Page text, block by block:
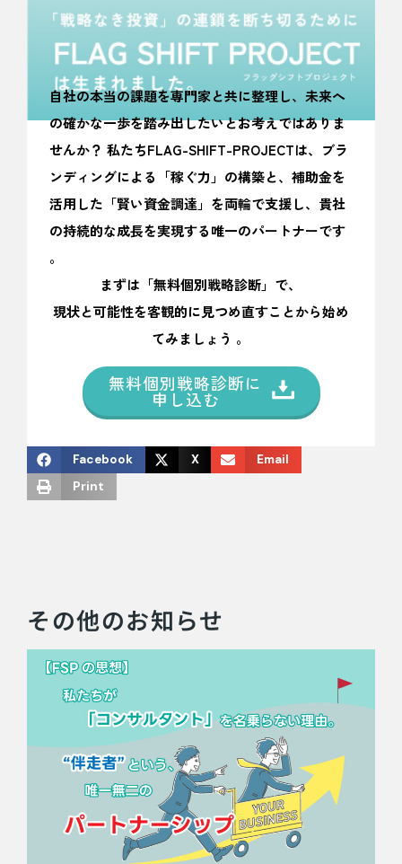
自社の本当の課題を専門家と共に整理し、未来へ
の確かな一歩を踏み出したいとお考えではありま
せんか？ 私たちFLAG-SHIFT-PROJECTは、ブラ
ンディングによる「稼ぐ力」の構築と、補助金を
活用した「賢い資金調達」を両輪で支援し、貴社
の持続的な成長を実現する唯一のパートナーです
。
まずは「無料個別戦略診断」で、
現状と可能性を客観的に見つめ直すことから始め
てみましょう 。
無料個別戦略診断に
申し込む
Facebook X
Email
Print
その他のお知らせ